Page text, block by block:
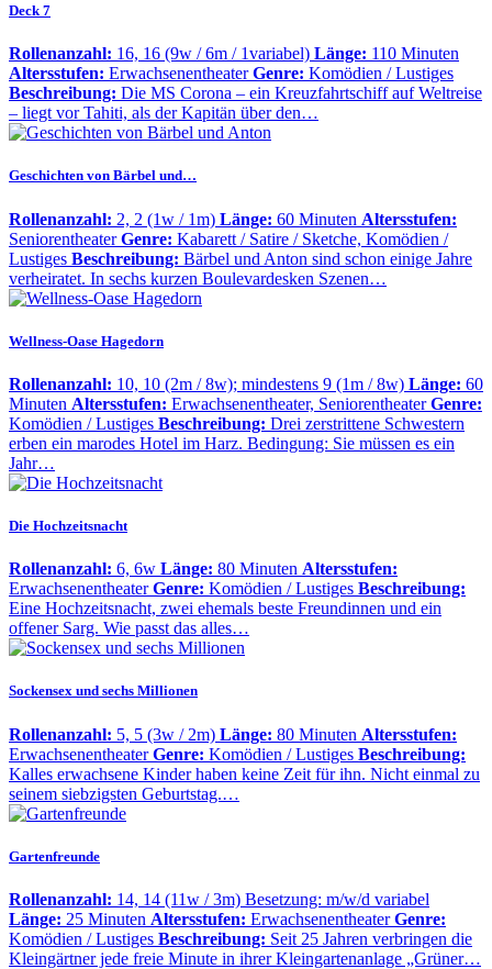
Deck 7
Rollenanzahl: 16, 16 (9w / 6m / 1variabel) Länge: 110 Minuten
Altersstufen: Erwachsenentheater Genre: Komödien / Lustiges
Beschreibung: Die MS Corona – ein Kreuzfahrtschiff auf Weltreise
– liegt vor Tahiti, als der Kapitän über den…
Geschichten von Bärbel und…
Rollenanzahl: 2, 2 (1w / 1m) Länge: 60 Minuten Altersstufen:
Seniorentheater Genre: Kabarett / Satire / Sketche, Komödien /
Lustiges Beschreibung: Bärbel und Anton sind schon einige Jahre
verheiratet. In sechs kurzen Boulevardesken Szenen…
Wellness-Oase Hagedorn
Rollenanzahl: 10, 10 (2m / 8w); mindestens 9 (1m / 8w) Länge: 60
Minuten Altersstufen: Erwachsenentheater, Seniorentheater Genre:
Komödien / Lustiges Beschreibung: Drei zerstrittene Schwestern
erben ein marodes Hotel im Harz. Bedingung: Sie müssen es ein
Jahr…
Die Hochzeitsnacht
Rollenanzahl: 6, 6w Länge: 80 Minuten Altersstufen:
Erwachsenentheater Genre: Komödien / Lustiges Beschreibung:
Eine Hochzeitsnacht, zwei ehemals beste Freundinnen und ein
offener Sarg. Wie passt das alles…
Sockensex und sechs Millionen
Rollenanzahl: 5, 5 (3w / 2m) Länge: 80 Minuten Altersstufen:
Erwachsenentheater Genre: Komödien / Lustiges Beschreibung:
Kalles erwachsene Kinder haben keine Zeit für ihn. Nicht einmal zu
seinem siebzigsten Geburtstag.…
Gartenfreunde
Rollenanzahl: 14, 14 (11w / 3m) Besetzung: m/w/d variabel
Länge: 25 Minuten Altersstufen: Erwachsenentheater Genre:
Komödien / Lustiges Beschreibung: Seit 25 Jahren verbringen die
Kleingärtner jede freie Minute in ihrer Kleingartenanlage „Grüner…